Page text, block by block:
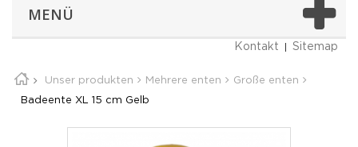
MENÜ
Kontakt Sitemap
Unser produkten Mehrere enten Große enten
Badeente XL 15 cm Gelb